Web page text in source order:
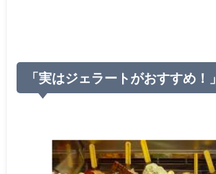
「実はジェラートがおすすめ！」